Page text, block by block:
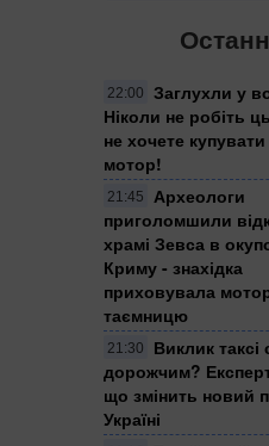
22:00
Заглухли у
Ніколи не робіть
не хочете
мотор!
21:45
Археологи
приголомшили
храмі Зевса в
Криму - знахідка
приховувала
таємницю
21:30
Виклик таксі
дорожчим?
що змінить новий
Україні